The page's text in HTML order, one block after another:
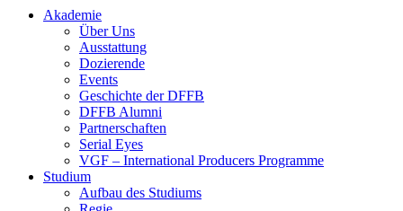
Aka­de­mie
Über Uns
Aus­stat­tung
Dozie­ren­de
Events
Geschich­te der DFFB
DFFB Alum­ni
Part­ner­schaf­ten
Seri­al Eyes
VGF – Inter­na­tio­nal Pro­du­cers Pro­gram­me
Stu­di­um
Auf­bau des Stu­di­ums